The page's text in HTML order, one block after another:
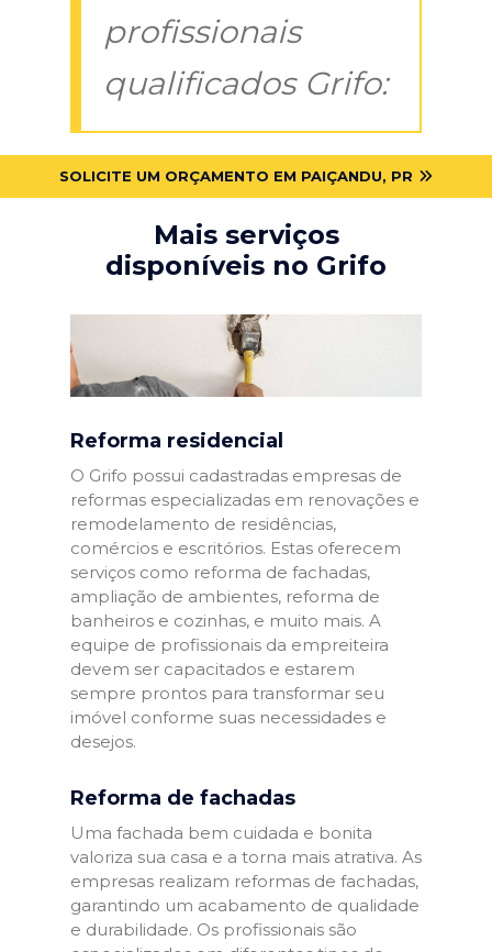
profissionais
qualificados Grifo:
SOLICITE UM ORÇAMENTO EM PAIÇANDU, PR
Mais serviços
disponíveis no Grifo
Reforma residencial
O Grifo possui cadastradas empresas de
reformas especializadas em renovações e
remodelamento de residências,
comércios e escritórios. Estas oferecem
serviços como reforma de fachadas,
ampliação de ambientes, reforma de
banheiros e cozinhas, e muito mais. A
equipe de profissionais da empreiteira
devem ser capacitados e estarem
sempre prontos para transformar seu
imóvel conforme suas necessidades e
desejos.
Reforma de fachadas
Uma fachada bem cuidada e bonita
valoriza sua casa e a torna mais atrativa. As
empresas realizam reformas de fachadas,
garantindo um acabamento de qualidade
e durabilidade. Os profissionais são